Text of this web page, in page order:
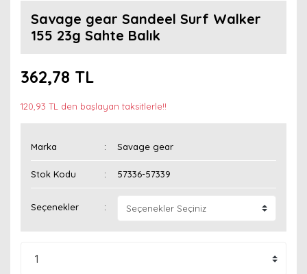
Savage gear Sandeel Surf Walker
155 23g Sahte Balık
362,78 TL
120,93 TL den başlayan taksitlerle!!
Marka Savage gear
Stok Kodu 57336-57339
Seçenekler